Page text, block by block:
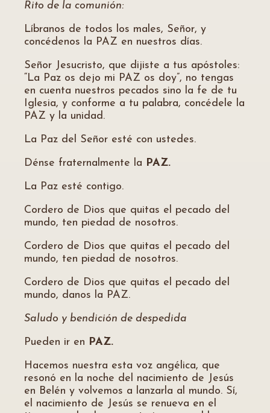
Rito de la comunión:
Líbranos de todos los males, Señor, y
concédenos la PAZ en nuestros días.
Señor Jesucristo, que dijiste a tus apóstoles:
“La Paz os dejo mi PAZ os doy”, no tengas
en cuenta nuestros pecados sino la fe de tu
Iglesia, y conforme a tu palabra, concédele la
PAZ y la unidad.
La Paz del Señor esté con ustedes.
Dénse fraternalmente la PAZ.
La Paz esté contigo.
Cordero de Dios que quitas el pecado del
mundo, ten piedad de nosotros.
Cordero de Dios que quitas el pecado del
mundo, ten piedad de nosotros.
Cordero de Dios que quitas el pecado del
mundo, danos la PAZ.
Saludo y bendición de despedida
Pueden ir en PAZ.
Hacemos nuestra esta voz angélica, que
resonó en la noche del nacimiento de Jesús
en Belén y volvemos a lanzarla al mundo. Sí,
el nacimiento de Jesús se renueva en el